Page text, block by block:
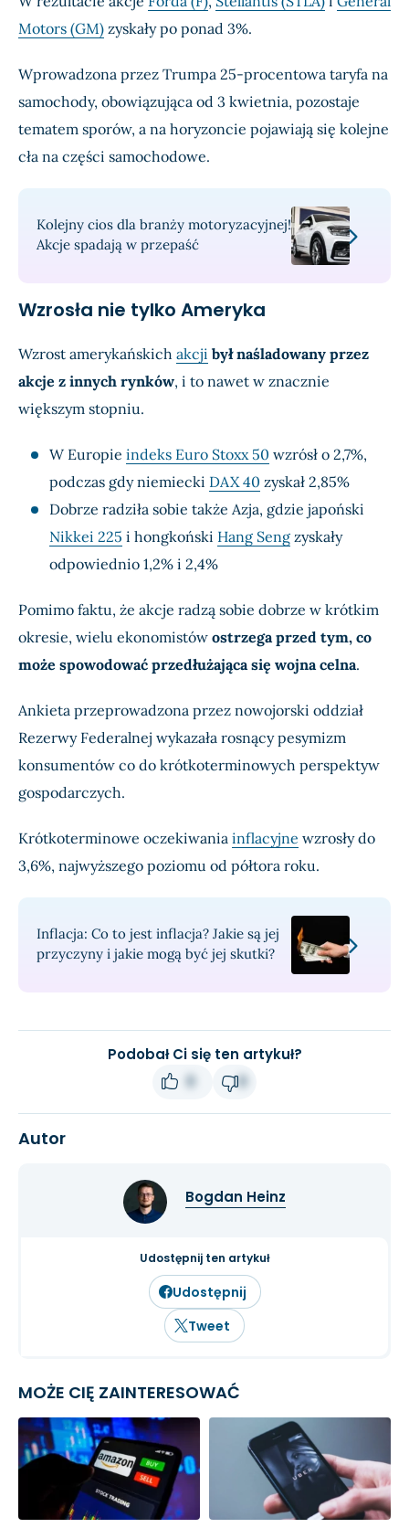
Motors (GM) zyskały po ponad 3%.
Wprowadzona przez Trumpa 25-procentowa taryfa na
samochody, obowiązująca od 3 kwietnia, pozostaje
tematem sporów, a na horyzoncie pojawiają się kolejne
cła na części samochodowe.
Kolejny cios dla branży motoryzacyjnej!
Akcje spadają w przepaść
Wzrosła nie tylko Ameryka
Wzrost amerykańskich akcji był naśladowany przez
akcje z innych rynków, i to nawet w znacznie
większym stopniu.
W Europie indeks Euro Stoxx 50 wzrósł o 2,7%,
podczas gdy niemiecki DAX 40 zyskał 2,85%
Dobrze radziła sobie także Azja, gdzie japoński
Nikkei 225 i hongkoński Hang Seng zyskały
odpowiednio 1,2% i 2,4%
Pomimo faktu, że akcje radzą sobie dobrze w krótkim
okresie, wielu ekonomistów ostrzega przed tym, co
może spowodować przedłużająca się wojna celna.
Ankieta przeprowadzona przez nowojorski oddział
Rezerwy Federalnej wykazała rosnący pesymizm
konsumentów co do krótkoterminowych perspektyw
gospodarczych.
Krótkoterminowe oczekiwania inflacyjne wzrosły do
3,6%, najwyższego poziomu od półtora roku.
Inflacja: Co to jest inflacja? Jakie są jej
przyczyny i jakie mogą być jej skutki?
Podobał Ci się ten artykuł?
Autor
Bogdan Heinz
Udostępnij ten artykuł
Udostępnij
Tweet
MOŻE CIĘ ZAINTERESOWAĆ